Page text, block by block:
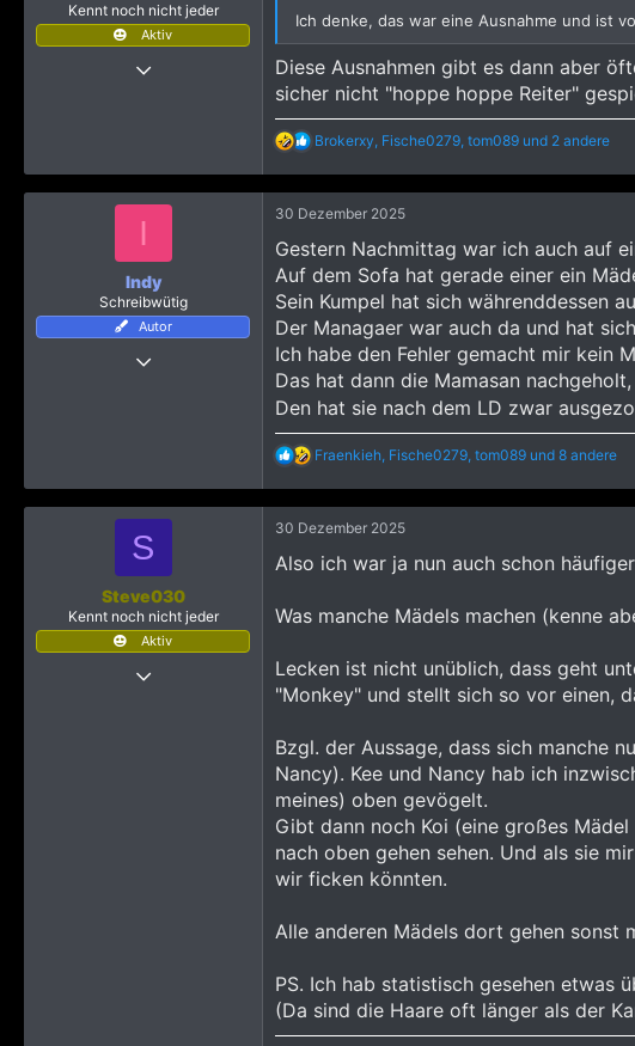
Kennt noch nicht jeder
Aktiv
26 Oktober 2022
Ich denke, das war eine Ausnahme und ist
Diese Ausnahmen gibt es dann aber
sicher nicht "hoppe hoppe Reiter"
R
a
k
t
o
n
e
n
:
Brokerxy, Fische0279, tom089 und 2 andere
I
Indy
Schreibwütig
Autor
29 Januar 2024
Meistens Hamburg
30 Dezember 2025
Gestern Nachmittag war ich auch auf
Auf dem Sofa hat gerade einer ein
Sein Kumpel hat sich währenddessen
Der Managaer war auch da und hat
Ich habe den Fehler gemacht mir kein
Das hat dann die Mamasan
Den hat sie nach dem LD zwar
R
a
k
t
n
Fraenkieh, Fische0279, tom089 und 8 andere
S
Steve030
Kennt noch nicht jeder
Aktiv
30 Dezember 2025
Also ich war ja nun auch schon
Was manche Mädels machen (kenne
Lecken ist nicht unüblich, dass geht
"Monkey" und stellt sich so vor einen,
Bzgl. der Aussage, dass sich manche
Nancy). Kee und Nancy hab ich
meines) oben gevögelt.
Gibt dann noch Koi (eine großes
nach oben gehen sehen. Und als sie
wir ficken könnten.
Alle anderen Mädels dort gehen sonst
PS. Ich hab statistisch gesehen etwas
(Da sind die Haare oft länger als der